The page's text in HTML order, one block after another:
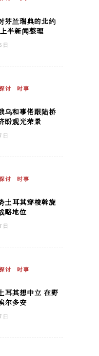
芬兰瑞典的北约
半新闻整理
日
讨
时事
乌和事佬跟陆桥
盼观光荣景
日
讨
时事
土耳其穿梭斡旋
略地位
日
讨
时事
耳其想中立 在野
尔多安
日